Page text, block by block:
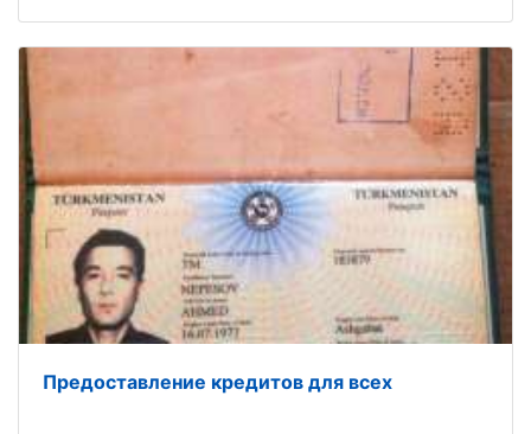
Предоставление кредитов для всех